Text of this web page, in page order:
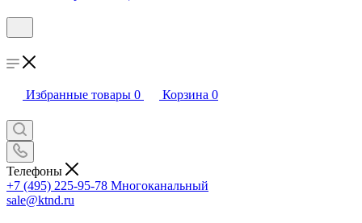
Избранные товары 0 Корзина 0
Телефоны
+7 (495) 225-95-78 Многоканальный
sale@ktnd.ru